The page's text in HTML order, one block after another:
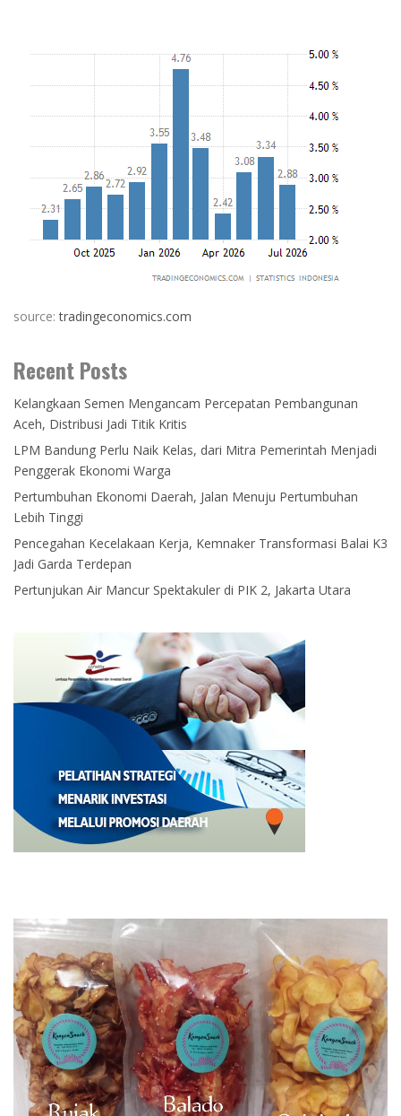
source:tradingeconomics.com
Recent Posts
Kelangkaan Semen Mengancam Percepatan Pembangunan
Aceh, Distribusi Jadi Titik Kritis
LPM Bandung Perlu Naik Kelas, dari Mitra Pemerintah Menjadi
Penggerak Ekonomi Warga
Pertumbuhan Ekonomi Daerah, Jalan Menuju Pertumbuhan
Lebih Tinggi
Pencegahan Kecelakaan Kerja, Kemnaker Transformasi Balai K3
Jadi Garda Terdepan
Pertunjukan Air Mancur Spektakuler di PIK 2, Jakarta Utara